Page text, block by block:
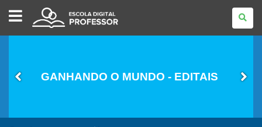
ESCOLA
DIGITAL
-
PROFESSOR
GANHANDO O MUNDO - EDITAIS